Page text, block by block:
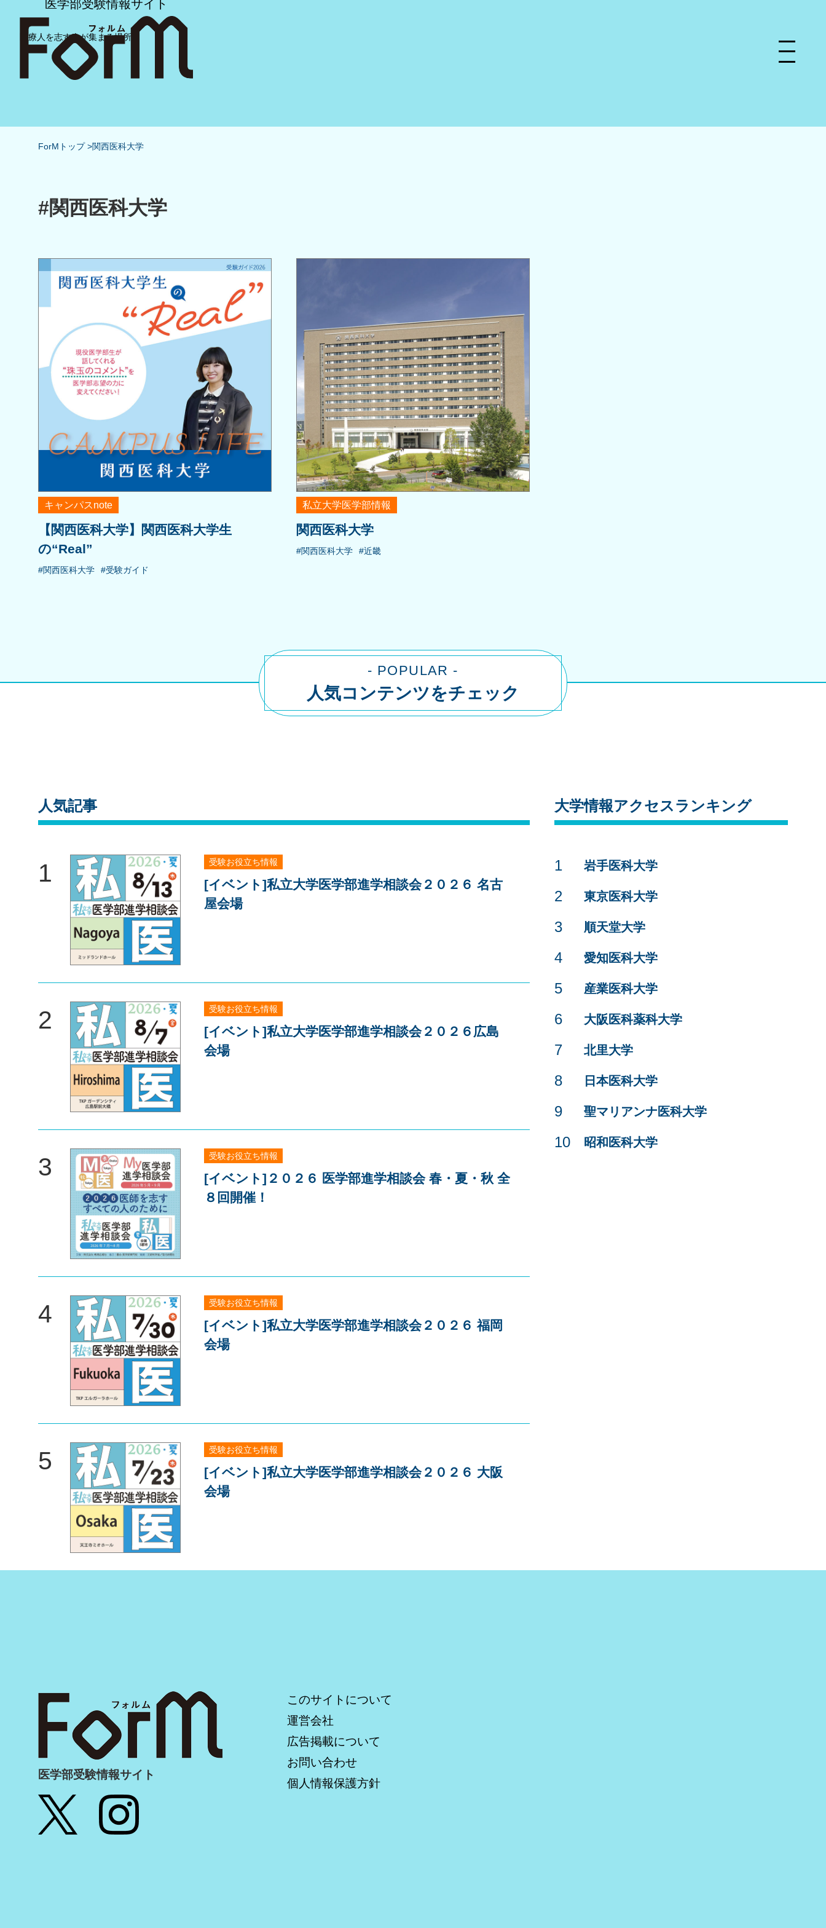
医療人を志す人が集まる場所
医学部受験情報サイト
ForMトップ 関西医科大学
#関西医科大学
キャンパスnote
【関西医科大学】関西医科大学生
の“Real”
#関西医科大学 #受験ガイド
私立大学医学部情報
関西医科大学
#関西医科大学 #近畿
- POPULAR -
人気コンテンツをチェック
人気記事
1 受験お役立ち情報
[イベント]私立大学医学部進学相談会２０２６ 名古
屋会場
2 受験お役立ち情報
[イベント]私立大学医学部進学相談会２０２６広島
会場
3 受験お役立ち情報
[イベント]２０２６ 医学部進学相談会 春・夏・秋 全
８回開催！
4 受験お役立ち情報
[イベント]私立大学医学部進学相談会２０２６ 福岡
会場
5 受験お役立ち情報
[イベント]私立大学医学部進学相談会２０２６ 大阪
会場
大学情報アクセスランキング
1 岩手医科大学
2 東京医科大学
3 順天堂大学
4 愛知医科大学
5 産業医科大学
6 大阪医科薬科大学
7 北里大学
8 日本医科大学
9 聖マリアンナ医科大学
10 昭和医科大学
医学部受験情報サイト
このサイトについて
運営会社
広告掲載について
お問い合わせ
個人情報保護方針